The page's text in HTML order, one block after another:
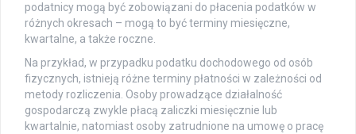
podatnicy mogą być zobowiązani do płacenia podatków w
różnych okresach – mogą to być terminy miesięczne,
kwartalne, a także roczne.
Na przykład, w przypadku podatku dochodowego od osób
fizycznych, istnieją różne terminy płatności w zależności od
metody rozliczenia. Osoby prowadzące działalność
gospodarczą zwykle płacą zaliczki miesięcznie lub
kwartalnie, natomiast osoby zatrudnione na umowę o pracę